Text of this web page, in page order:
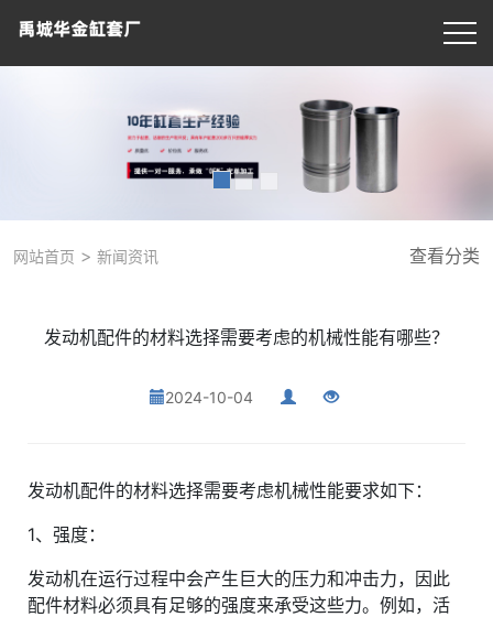
网站首页 > 新闻资讯 查看分类
发动机配件的材料选择需要考虑的机械性能有哪些？
2024-10-04
发动机配件的材料选择需要考虑机械性能要求如下：
1、强度：
发动机在运行过程中会产生巨大的压力和冲击力，因此
配件材料必须具有足够的强度来承受这些力。例如，活